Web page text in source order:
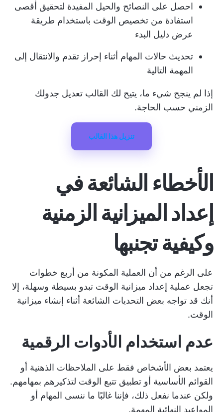
احصل على النصائح والحيل المفيدة لتحقيق أقصى
استفادة من تخصيص الوقت باستخدام طريقة
عرض دليل البدء
تحديث حالات المهام أثناء إحراز تقدم والانتقال إلى
المهمة التالية
إذا لم ينجح شيء ما، يتيح لك القالب تعديل جدولك
الزمني حسب الحاجة.
تنزيل هذا القالب
الأخطاء الشائعة في
إعداد الميزانية الزمنية
وكيفية تجنبها
على الرغم من أن العملية المكونة من أربع خطوات
تجعل عملية إعداد ميزانية الوقت تبدو بسيطة وسهلة، إلا
أنك قد تواجه بعض التحديات الشائعة أثناء إنشاء ميزانية
الوقت.
عدم استخدام الأدوات الرقمية
يعتمد بعض الأشخاص فقط على الملاحظات الذهنية أو
القوائم الأساسية أو تطبيق تتبع الوقت لتذكيرهم بمهامهم.
ولكن عندما نفعل ذلك، فإننا غالبًا ما ننسى المهام أو
المواعيد النهائية المهمة.